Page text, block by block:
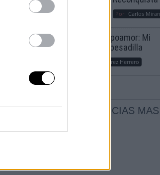
el
la crisis
la
Por Carlos
Clara Campoamor: Mi
sueño, mi pesadilla
María Pérez Herrero
NOTICIAS